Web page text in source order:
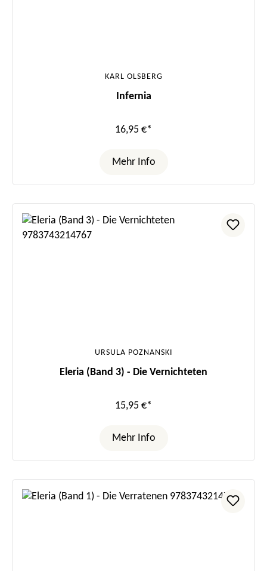
KARL OLSBERG
Infernia
16,95 €*
Mehr Info
URSULA POZNANSKI
Eleria (Band 3) - Die Vernichteten
15,95 €*
Mehr Info